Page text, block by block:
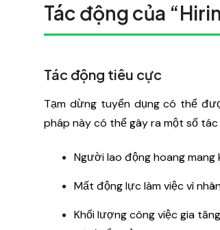
Tác động của
Tác động tiêu cực
Tạm dừng tuyển dụng có thể
pháp này có thể gây ra một số
Người lao động hoang mang
Mất động lực làm việc vì
Khối lượng công việc gia